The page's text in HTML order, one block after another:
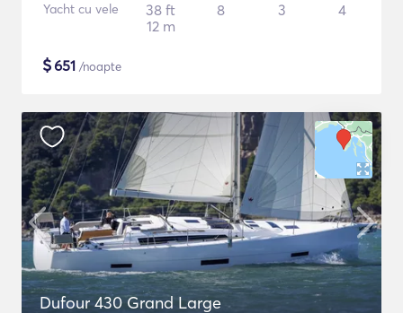
Yacht cu vele
38 ft
12 m
8 3 4
$651 /noapte
Dufour 430 Grand Large